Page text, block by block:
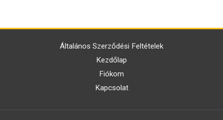
Általános Szerződési Feltételek
Kezdőlap
Fiókom
Kapcsolat